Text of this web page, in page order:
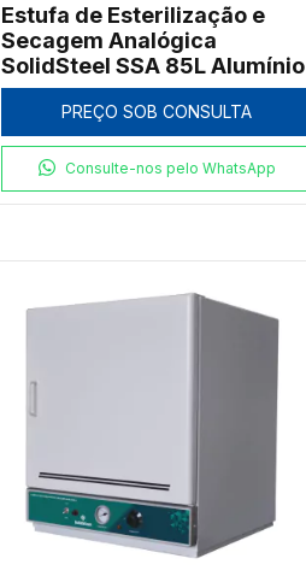
Estufa de Esterilização e
Secagem Analógica
SolidSteel SSA 85L Alumínio
PREÇO SOB CONSULTA
Consulte-nos pelo WhatsApp